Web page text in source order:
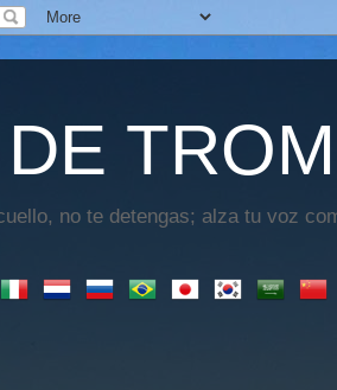
no te detengas; alza tu voz